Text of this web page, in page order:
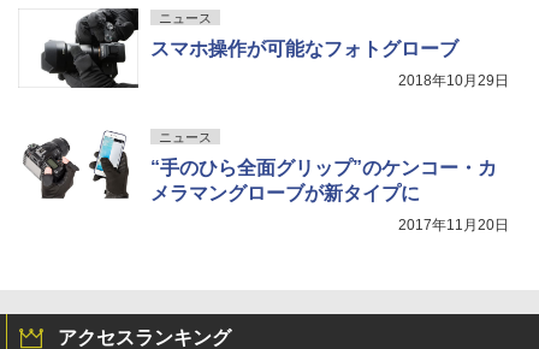
ニュース
スマホ操作が可能なフォトグローブ
2018年10月29日
ニュース
“手のひら全面グリップ”のケンコー・カ
メラマングローブが新タイプに
2017年11月20日
アクセスランキング